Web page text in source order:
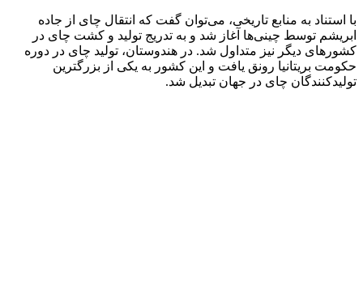
با استناد به منابع تاریخی، می‌توان گفت که انتقال چای از جاده
ابریشم توسط چینی‌ها آغاز شد و به تدریج تولید و کشت چای در
کشورهای دیگر نیز متداول شد. در هندوستان، تولید چای در دوره
حکومت بریتانیا رونق یافت و این کشور به یکی از بزرگترین
تولیدکنندگان چای در جهان تبدیل شد.